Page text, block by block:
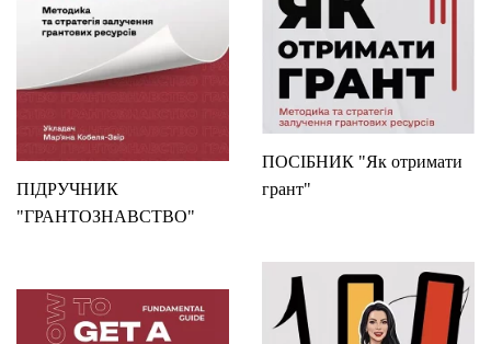
ПОСІБНИК "Як отримати
грант"
ПІДРУЧНИК
"ГРАНТОЗНАВСТВО"